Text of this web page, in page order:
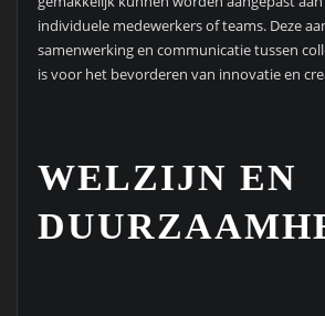
individuele medewerkers of teams. Deze
samenwerking en communicatie tussen
is voor het bevorderen van innovatie en
WELZIJN EN